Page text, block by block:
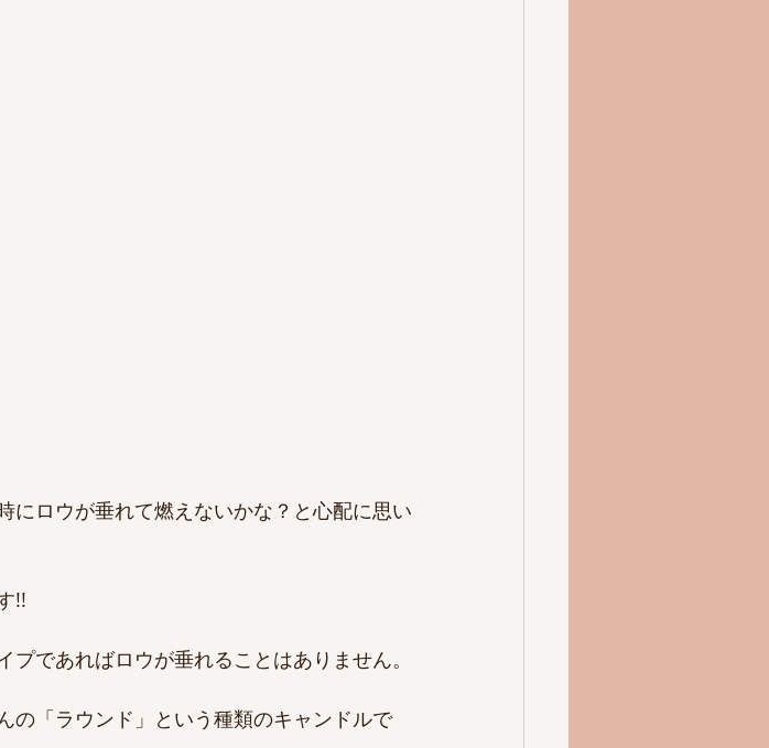
にロウが垂れて燃えないかな？と心配に思い
!!
であればロウが垂れることはありません。
の「ラウンド」という種類のキャンドルで